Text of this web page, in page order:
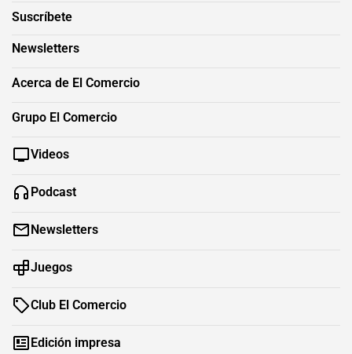
Suscríbete
Newsletters
Acerca de El Comercio
Grupo El Comercio
Videos
Podcast
Newsletters
Juegos
Club El Comercio
Edición impresa